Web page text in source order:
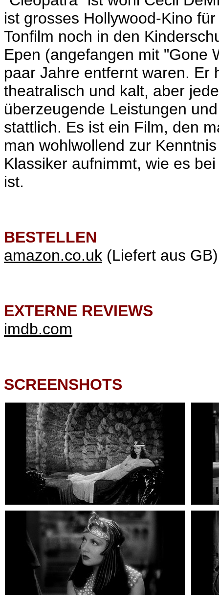
ist grosses Hollywood-Kino
Tonfilm noch in den
Epen (angefangen mit "Gone
paar Jahre entfernt waren. Er
theatralisch und kalt, aber
überzeugende Leistungen
stattlich. Es ist ein Film, den
man wohlwollend zur
Klassiker aufnimmt, wie es
ist.
BESTELLEN
amazon.co.uk (Liefert aus GB)
EXTERNE REVIEWS
imdb.com
SCREENSHOTS